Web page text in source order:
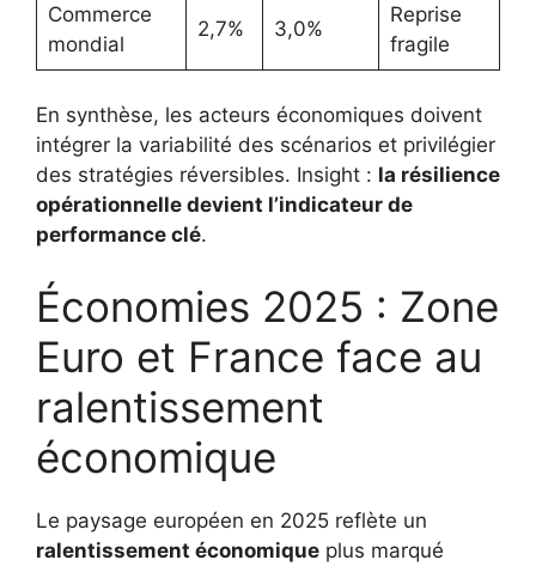
Commerce
mondial
2,7% 3,0%
Reprise
fragile
En synthèse, les acteurs économiques doivent
intégrer la variabilité des scénarios et privilégier
des stratégies réversibles. Insight : la résilience
opérationnelle devient l’indicateur de
performance clé.
Économies 2025 : Zone
Euro et France face au
ralentissement
économique
Le paysage européen en 2025 reflète un
ralentissement économique plus marqué